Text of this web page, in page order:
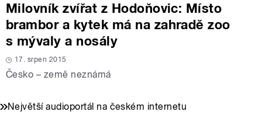
Milovník zvířat z Hodoňovic: Místo
brambor a kytek má na zahradě zoo
s mývaly a nosály
17. srpen 2015
Česko – země neznámá
Největší audioportál na českém internetu